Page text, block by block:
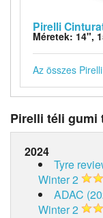
Pirelli
Méretek: 14",
Az összes
Pirelli téli gumi
2024
Tyre
Winter 2
ADAC
Winter 2